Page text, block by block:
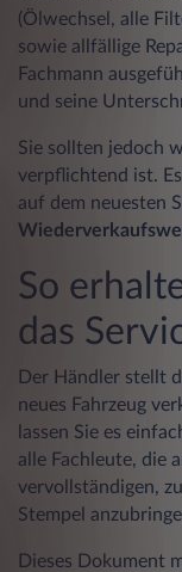
(Ölwechsel, alle
sowie allfällige
Fachmann
und seine
Sie sollten jedoch
verpflichtend ist.
auf dem neuesten
So
das
Der Händler stellt
neues Fahrzeug
lassen Sie es
alle Fachleute, die
vervollständigen,
Stempel
Dieses Dokument